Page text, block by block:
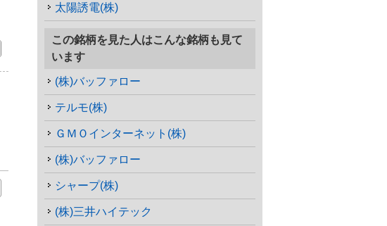
太陽誘電(株)
この銘柄を見た人はこんな銘柄も見て
います
(株)バッファロー
テルモ(株)
ＧＭＯインターネット(株)
(株)バッファロー
シャープ(株)
(株)三井ハイテック